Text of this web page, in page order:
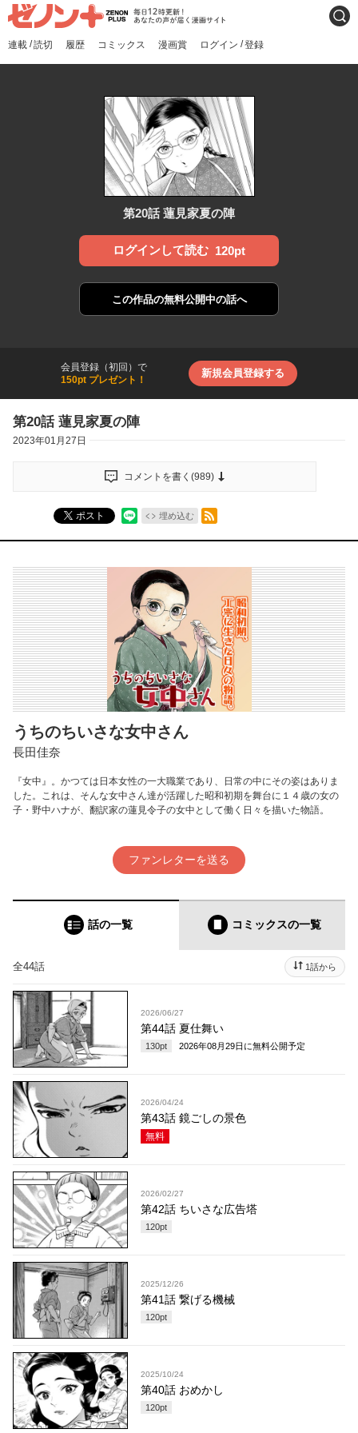
ゼノンプラス
毎日12時更新！あなたの声
が届く漫画サイト
連載 /読切 履歴 コミックス 漫画賞 ログイン /登録
検索
第20話 蓮見家夏の陣
ログインして読む 120pt
この作品の無料公開中の話へ
会員登録（初回）で
150pt プレゼント！
新規会員登録する
第20話 蓮見家夏の陣
2023年01月27日
コメントを書く(989)
ポスト 埋め込む
RSSフィード
うちのちいさな女中さん
長田佳奈
『女中』。かつては日本女性の一大職業であり、日常の中にその姿はありま
した。これは、そんな女中さん達が活躍した昭和初期を舞台に１４歳の女の
子・野中ハナが、翻訳家の蓮見令子の女中として働く日々を描いた物語。
ファンレターを送る
話の一覧 コミックスの一覧
全44話 1話から
2026/06/27
第44話 夏仕舞い
130pt 2026年08月29日 に無料公開予定
2026/04/24
第43話 鏡ごしの景色
無料
2026/02/27
第42話 ちいさな広告塔
120pt
2025/12/26
第41話 繋げる機械
120pt
2025/10/24
第40話 おめかし
120pt